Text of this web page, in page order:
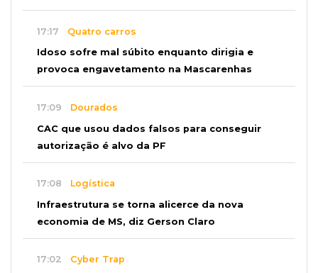
17:17 Quatro carros
Idoso sofre mal súbito enquanto dirigia e
provoca engavetamento na Mascarenhas
17:09 Dourados
CAC que usou dados falsos para conseguir
autorização é alvo da PF
17:08 Logística
Infraestrutura se torna alicerce da nova
economia de MS, diz Gerson Claro
17:02 Cyber Trap